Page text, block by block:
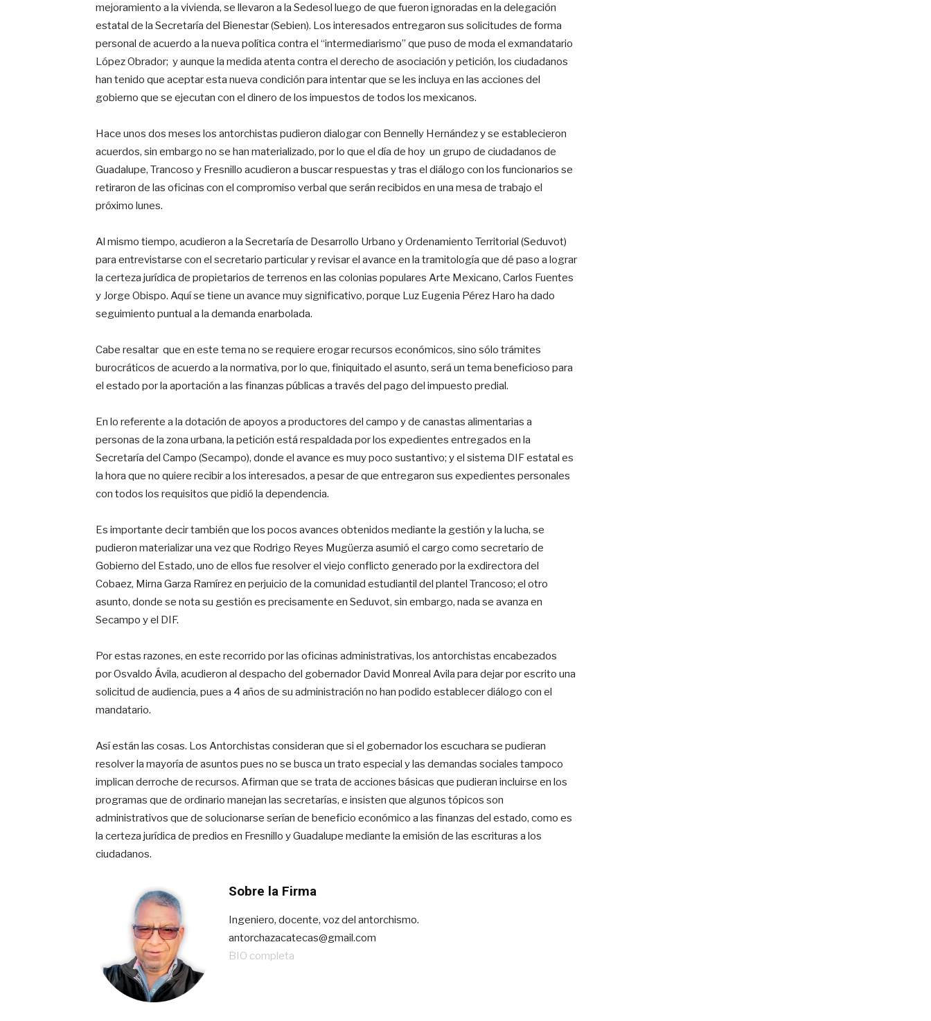
mejoramiento a la vivienda, se llevaron a la Sedesol luego de que fueron ignoradas en la delegación
estatal de la Secretaría del Bienestar (Sebien). Los interesados entregaron sus solicitudes de forma
personal de acuerdo a la nueva política contra el “intermediarismo” que puso de moda el exmandatario
López Obrador; y aunque la medida atenta contra el derecho de asociación y petición, los ciudadanos
han tenido que aceptar esta nueva condición para intentar que se les incluya en las acciones del
gobierno que se ejecutan con el dinero de los impuestos de todos los mexicanos.
Hace unos dos meses los antorchistas pudieron dialogar con Bennelly Hernández y se establecieron
acuerdos, sin embargo no se han materializado, por lo que el día de hoy un grupo de ciudadanos de
Guadalupe, Trancoso y Fresnillo acudieron a buscar respuestas y tras el diálogo con los funcionarios se
retiraron de las oficinas con el compromiso verbal que serán recibidos en una mesa de trabajo el
próximo lunes.
Al mismo tiempo, acudieron a la Secretaría de Desarrollo Urbano y Ordenamiento Territorial (Seduvot)
para entrevistarse con el secretario particular y revisar el avance en la tramitología que dé paso a lograr
la certeza jurídica de propietarios de terrenos en las colonias populares Arte Mexicano, Carlos Fuentes
y Jorge Obispo. Aquí se tiene un avance muy significativo, porque Luz Eugenia Pérez Haro ha dado
seguimiento puntual a la demanda enarbolada.
Cabe resaltar que en este tema no se requiere erogar recursos económicos, sino sólo trámites
burocráticos de acuerdo a la normativa, por lo que, finiquitado el asunto, será un tema beneficioso para
el estado por la aportación a las finanzas públicas a través del pago del impuesto predial.
En lo referente a la dotación de apoyos a productores del campo y de canastas alimentarias a
personas de la zona urbana, la petición está respaldada por los expedientes entregados en la
Secretaría del Campo (Secampo), donde el avance es muy poco sustantivo; y el sistema DIF estatal es
la hora que no quiere recibir a los interesados, a pesar de que entregaron sus expedientes personales
con todos los requisitos que pidió la dependencia.
Es importante decir también que los pocos avances obtenidos mediante la gestión y la lucha, se
pudieron materializar una vez que Rodrigo Reyes Mugüerza asumió el cargo como secretario de
Gobierno del Estado, uno de ellos fue resolver el viejo conflicto generado por la exdirectora del
Cobaez, Mirna Garza Ramírez en perjuicio de la comunidad estudiantil del plantel Trancoso; el otro
asunto, donde se nota su gestión es precisamente en Seduvot, sin embargo, nada se avanza en
Secampo y el DIF.
Por estas razones, en este recorrido por las oficinas administrativas, los antorchistas encabezados
por Osvaldo Ávila, acudieron al despacho del gobernador David Monreal Avila para dejar por escrito una
solicitud de audiencia, pues a 4 años de su administración no han podido establecer diálogo con el
mandatario.
Así están las cosas. Los Antorchistas consideran que si el gobernador los escuchara se pudieran
resolver la mayoría de asuntos pues no se busca un trato especial y las demandas sociales tampoco
implican derroche de recursos. Afirman que se trata de acciones básicas que pudieran incluirse en los
programas que de ordinario manejan las secretarías, e insisten que algunos tópicos son
administrativos que de solucionarse serían de beneficio económico a las finanzas del estado, como es
la certeza jurídica de predios en Fresnillo y Guadalupe mediante la emisión de las escrituras a los
ciudadanos.
Sobre la Firma
Ingeniero, docente, voz del antorchismo.
antorchazacatecas@gmail.com
BIO completa